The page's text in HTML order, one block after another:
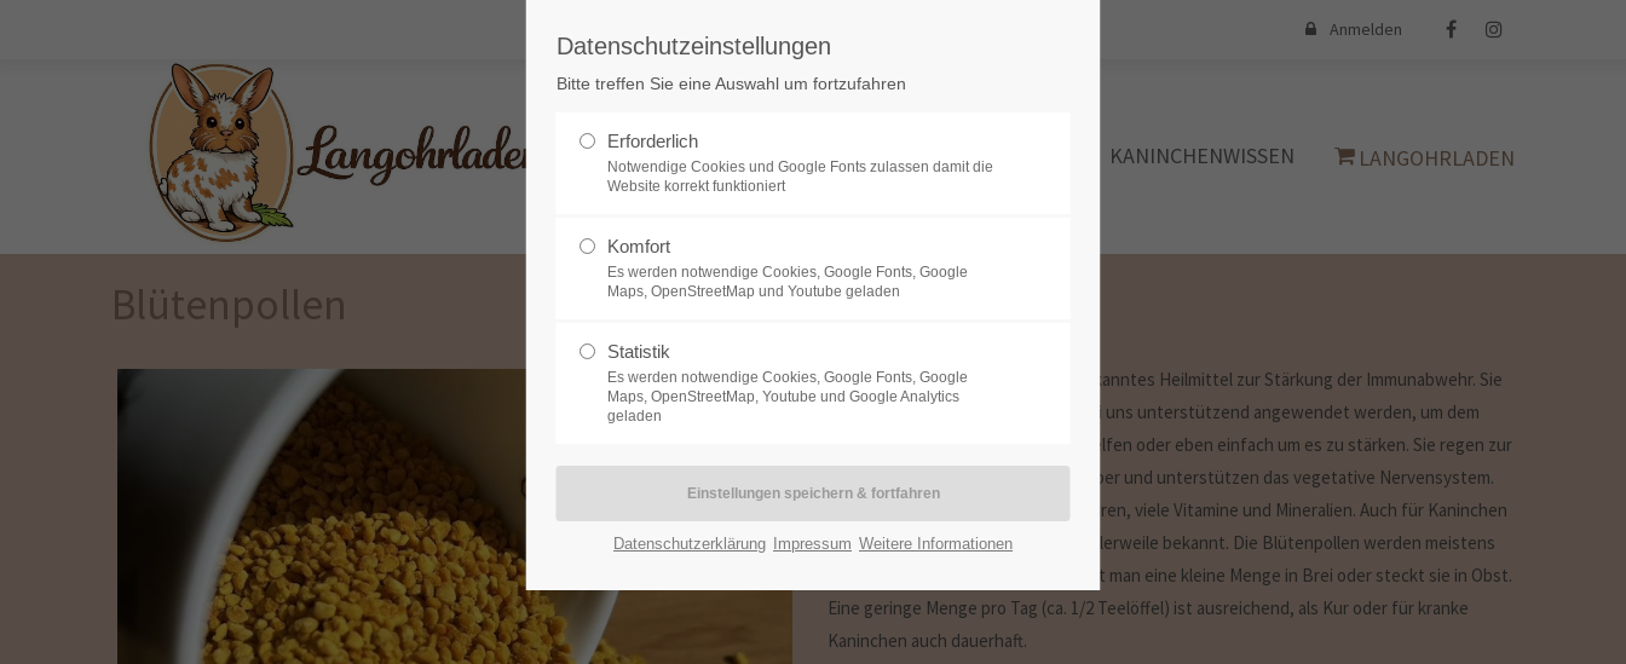
Der Eintrag "offcanvas-col1" existiert
leider nicht.
Der Eintrag "offcanvas-col2" existiert
leider nicht.
leider nicht.
Anmelden
LANGOHREN KANINCHENWISSEN LANGOHRLADEN
Blütenpollen
Blütenpollen sind ein sehr altes, bekanntes Heilmittel zur Stärkung der Immunabwehr. Sie
können bei Kaninchen genau wie bei uns unterstützend angewendet werden, um dem
Immunsystem auf die Sprünge zu helfen oder eben einfach um es zu stärken. Sie regen zur
Selbstheilung an, entgiften den Körper und unterstützen das vegetative Nervensystem.
Blütenpollen enthalten 22 Aminosäuren, viele Vitamine und Mineralien. Auch für Kaninchen
sind diese guten Eigenschaften mittlerweile bekannt. Die Blütenpollen werden meistens
sehr gern pur gefressen, sonst rührt man eine kleine Menge in Brei oder steckt sie in Obst.
Eine geringe Menge pro Tag (ca. 1/2 Teelöffel) ist ausreichend, als Kur oder für kranke
Kaninchen auch dauerhaft.
Datenschutzeinstellungen
Bitte treffen Sie eine Auswahl um fortzufahren
Erforderlich
Notwendige Cookies und Google Fonts zulassen damit die
Website korrekt funktioniert
Komfort
Es werden notwendige Cookies, Google Fonts, Google
Maps, OpenStreetMap und Youtube geladen
Statistik
Es werden notwendige Cookies, Google Fonts, Google
Maps, OpenStreetMap, Youtube und Google Analytics
geladen
Datenschutzerklärung Impressum Weitere Informationen